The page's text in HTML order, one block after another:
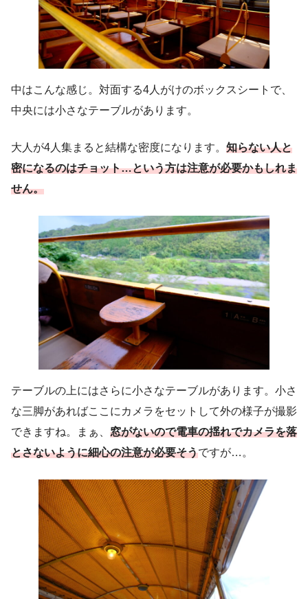
中はこんな感じ。対面する4人がけのボックスシートで、
中央には小さなテーブルがあります。
大人が4人集まると結構な密度になります。 知らない人と
密になるのはチョット…という方は注意が必要かもしれま
せん。
テーブルの上にはさらに小さなテーブルがあります。小さ
な三脚があればここにカメラをセットして外の様子が撮影
できますね。まぁ、 窓がないので電車の揺れでカメラを落
とさないように細心の注意が必要そうですが…。